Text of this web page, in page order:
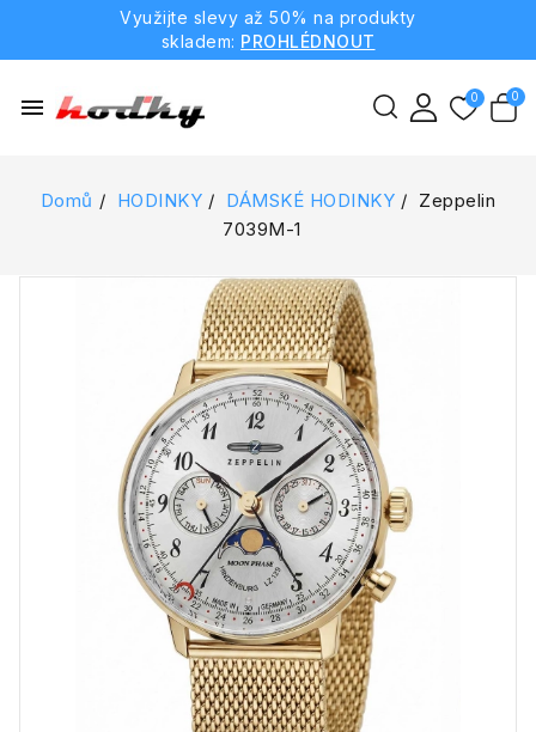
Využijte slevy až 50% na produkty
skladem: PROHLÉDNOUT
menu
Domů HODINKY DÁMSKÉ HODINKY
Zeppelin
7039M-1